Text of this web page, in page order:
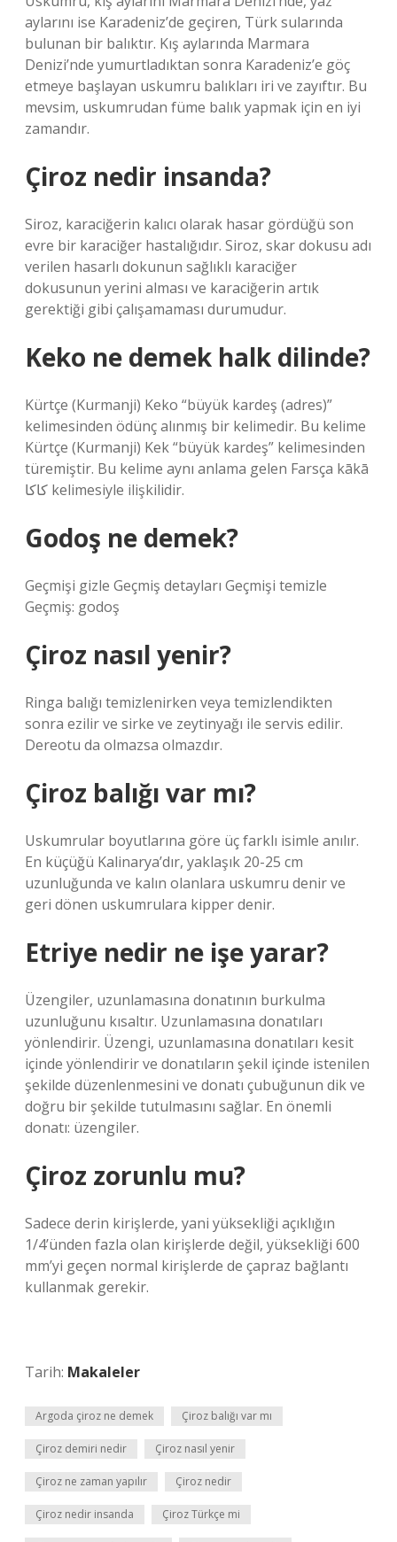
aylarını ise Karadeniz’de geçiren, Türk sularında
bulunan bir balıktır. Kış aylarında Marmara
Denizi’nde yumurtladıktan sonra Karadeniz’e göç
etmeye başlayan uskumru balıkları iri ve zayıftır. Bu
mevsim, uskumrudan füme balık yapmak için en iyi
zamandır.
Çiroz nedir insanda?
Siroz, karaciğerin kalıcı olarak hasar gördüğü son
evre bir karaciğer hastalığıdır. Siroz, skar dokusu adı
verilen hasarlı dokunun sağlıklı karaciğer
dokusunun yerini alması ve karaciğerin artık
gerektiği gibi çalışamaması durumudur.
Keko ne demek halk dilinde?
Kürtçe (Kurmanji) Keko “büyük kardeş (adres)”
kelimesinden ödünç alınmış bir kelimedir. Bu kelime
Kürtçe (Kurmanji) Kek “büyük kardeş” kelimesinden
türemiştir. Bu kelime aynı anlama gelen Farsça kākā
کاکا kelimesiyle ilişkilidir.
Godoş ne demek?
Geçmişi gizle Geçmiş detayları Geçmişi temizle
Geçmiş: godoş
Çiroz nasıl yenir?
Ringa balığı temizlenirken veya temizlendikten
sonra ezilir ve sirke ve zeytinyağı ile servis edilir.
Dereotu da olmazsa olmazdır.
Çiroz balığı var mı?
Uskumrular boyutlarına göre üç farklı isimle anılır.
En küçüğü Kalinarya’dır, yaklaşık 20-25 cm
uzunluğunda ve kalın olanlara uskumru denir ve
geri dönen uskumrulara kipper denir.
Etriye nedir ne işe yarar?
Üzengiler, uzunlamasına donatının burkulma
uzunluğunu kısaltır. Uzunlamasına donatıları
yönlendirir. Üzengi, uzunlamasına donatıları kesit
içinde yönlendirir ve donatıların şekil içinde istenilen
şekilde düzenlenmesini ve donatı çubuğunun dik ve
doğru bir şekilde tutulmasını sağlar. En önemli
donatı: üzengiler.
Çiroz zorunlu mu?
Sadece derin kirişlerde, yani yüksekliği açıklığın
1/4’ünden fazla olan kirişlerde değil, yüksekliği 600
mm’yi geçen normal kirişlerde de çapraz bağlantı
kullanmak gerekir.
Tarih: Makaleler
Argoda çiroz ne demek Çiroz balığı var mı
Çiroz demiri nedir Çiroz nasıl yenir
Çiroz ne zaman yapılır Çiroz nedir
Çiroz nedir insanda Çiroz Türkçe mi